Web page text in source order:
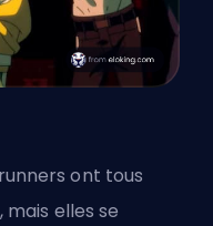
ont tous
elles se